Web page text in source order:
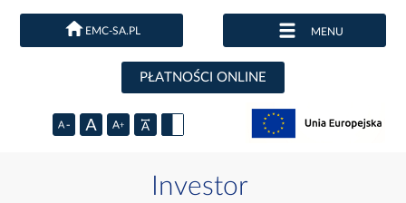
EMC-SA.PL MENU
PŁATNOŚCI ONLINE
Investor